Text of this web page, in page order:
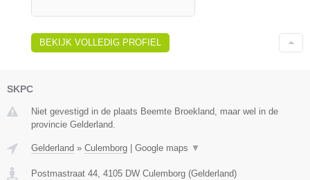
BEKIJK VOLLEDIG PROFIEL
SKPC
Niet gevestigd in de plaats Beemte Broekland, maar wel in de
provincie Gelderland.
Gelderland » Culemborg Google maps ▼
Postmastraat 44, 4105 DW Culemborg (Gelderland)